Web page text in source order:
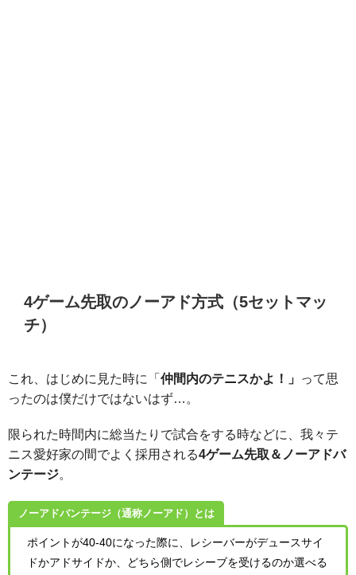
4ゲーム先取のノーアド方式（5セットマッ
チ）
これ、はじめに見た時に「 仲間内のテニスかよ！」
って思
ったのは僕だけではないはず…。
限られた時間内に総当たりで試合をする時などに、我々テ
ニス愛好家の間でよく採用される4ゲーム先取＆ノーアドバ
ンテージ
ノーアドバンテージ（通称ノーアド）とは
ポイントが40-40になった際に、レシーバーがデュースサイ
ドかアドサイドか、どちら側でレシーブを受けるのか選べる